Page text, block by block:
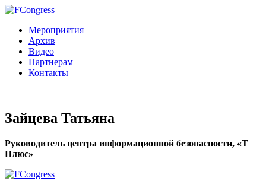
Мероприятия
Архив
Видео
Партнерам
Контакты
Зайцева Татьяна
Руководитель центра информационной безопасности, «Т
Плюс»